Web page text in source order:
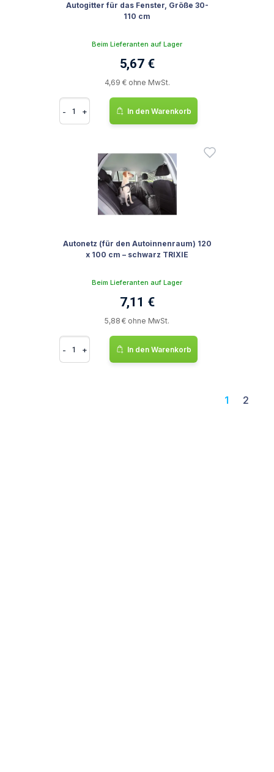
Autogitter für das Fenster, Größe 30-
110 cm
Beim Lieferanten auf Lager
5,67 €
4,69 € ohne MwSt.
- + In den Warenkorb
Autonetz (für den Autoinnenraum) 120
x 100 cm – schwarz TRIXIE
Beim Lieferanten auf Lager
7,11 €
5,88 € ohne MwSt.
- + In den Warenkorb
1 2